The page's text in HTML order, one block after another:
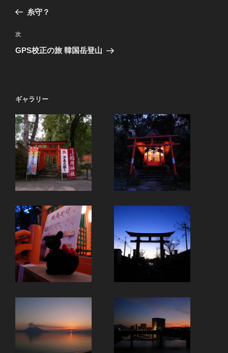
ナ
ビ
ゲ
ン
の
稿
糸守？
次
の
次
GPS校正の旅 韓国岳登山
ギャラリー